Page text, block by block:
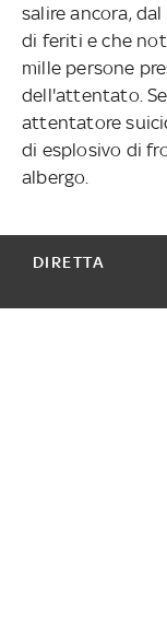
salire ancora,
di feriti e che
mille persone
dell'attentato.
attentatore
di esplosivo di
albergo.
DIRETTA